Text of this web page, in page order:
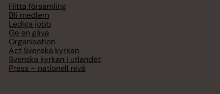
Hitta församling
Bli medlem
Lediga jobb
Ge en gåva
Organisation
Act Svenska kyrkan
Svenska kyrkan i utlandet
Press – nationell nivå